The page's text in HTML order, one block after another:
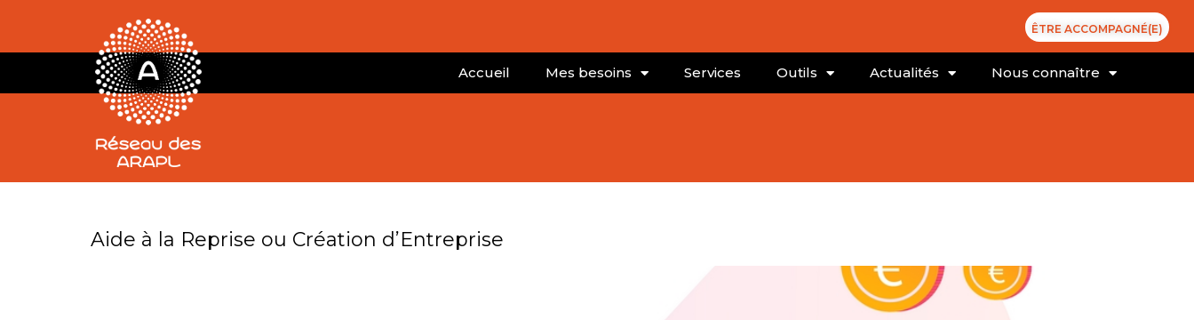
ÊTRE ACCOMPAGNÉ(E)
Accueil Mes besoins Services Outils Actualités Nous connaître
Aide à la Reprise ou Création d’Entreprise